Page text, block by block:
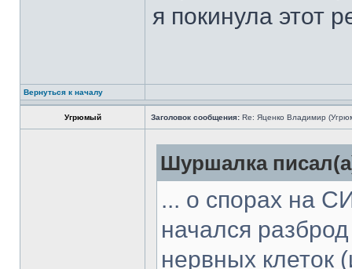
я покинула этот
Вернуться к началу
Угрюмый Заголовок сообщения: Re: Яценко Владимир
Шуршалка
... о спорах на
начался
нервных клеток